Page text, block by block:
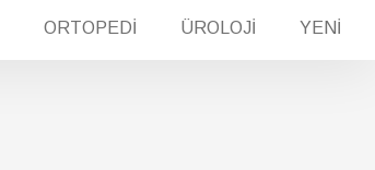
ORTOPEDİ ÜROLOJİ YENİ